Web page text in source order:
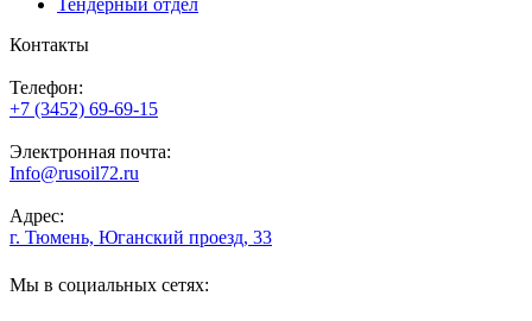
Контакты
Телефон:
+7 (3452) 69-69-15
Электронная почта:
Info@rusoil72.ru
Адрес:
г. Тюмень, Юганский проезд, 33
Мы в социальных сетях: